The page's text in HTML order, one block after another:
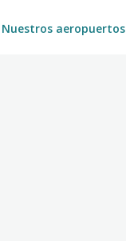
Nuestros aeropuertos